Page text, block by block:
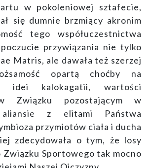
w pokoleniowej sztafecie,
się dumnie brzmiący akronim
tego współuczestnictwa
przywiązania nie tylko
Matris, ale dawała też szerzej
opartą choćby na
idei kalokagatii, wartości
Związku pozostającym w
aliansie z elitami Państwa
przymiotów ciała i ducha
zdecydowała o tym, że losy
Związku Sportowego tak mocno